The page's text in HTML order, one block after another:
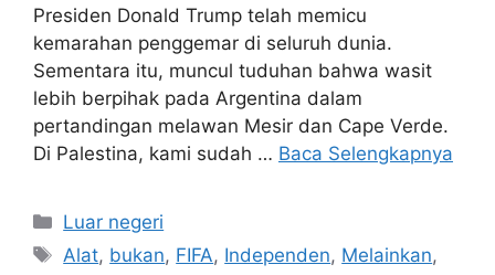
Presiden Donald Trump telah memicu
kemarahan penggemar di seluruh dunia.
Sementara itu, muncul tuduhan bahwa wasit
lebih berpihak pada Argentina dalam
pertandingan melawan Mesir dan Cape Verde.
Di Palestina, kami sudah … Baca Selengkapnya
Kategori
Luar negeri
Tag
Alat, bukan, FIFA, Independen, Melainkan,